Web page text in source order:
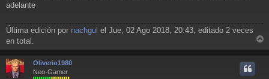
adelante
Última edición por nachgul el Jue, 02 Ago 2018, 20:43, editado 2 veces
en total.
r
Oliverio1980
Neo-Gamer